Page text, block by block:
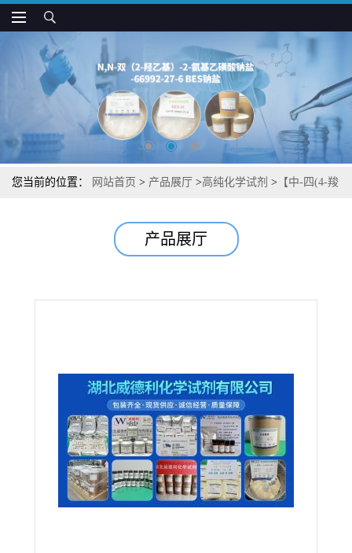
您当前的位置： 网站首页 > 产品展厅 >高纯化学试剂 > 【中-四(4-羧
产品展厅